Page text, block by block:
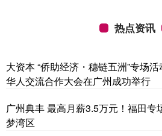
热点资讯
大资本 “侨助经济・穗链五洲”专场
华人交流合作大会在广州成功举行
广州典丰 最高月薪3.5万元！福田专
梦湾区